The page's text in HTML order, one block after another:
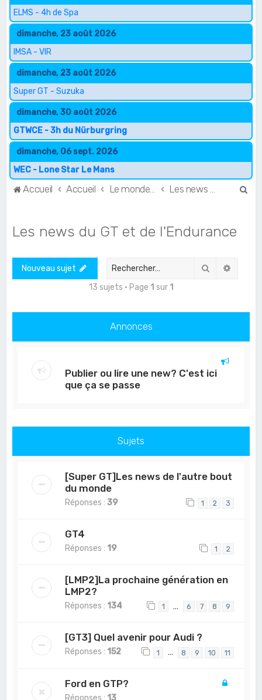
ELMS - 4h de Spa
dimanche, 23 août 2026
IMSA - VIR
dimanche, 23 août 2026
Super GT - Suzuka
dimanche, 30 août 2026
GTWCE - 3h du Nürburgring
dimanche, 06 sept. 2026
WEC - Lone Star Le Mans
Accueil Accueil
Les news du GT et de l'Endurance
Nouveau sujet Rechercher
13 sujets • Page 1 sur 1
Annonces
Publier ou lire une new? C'est ici
que ça se passe
Sujets
[Super GT]Les news de l'autre bout
du monde
Réponses :39 1 2 3
GT4
Réponses : 19 1 2
[LMP2]La prochaine génération en
LMP2?
Réponses : 134 1 … 6 7 8 9
[GT3] Quel avenir pour Audi ?
Réponses : 152 1 … 8 9 10 11
Ford en GTP?
Réponses : 13